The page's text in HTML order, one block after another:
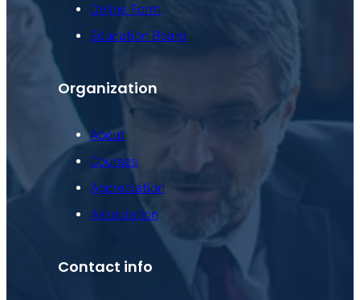
Online Form
Education Board
Organization
About
Courses
Appreciation
Association
Contact info